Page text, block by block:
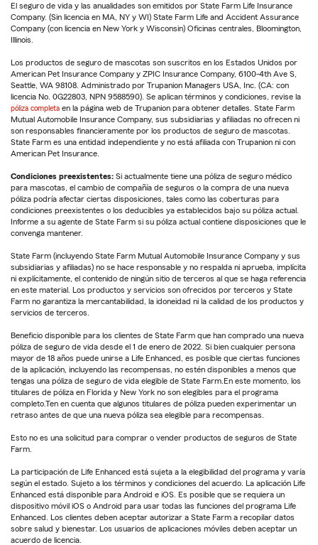
El seguro de vida y las anualidades son emitidos por State Farm Life Insurance
Company. (Sin licencia en MA, NY y WI) State Farm Life and Accident Assurance
Company (con licencia en New York y Wisconsin) Oficinas centrales, Bloomington,
Illinois.
Los productos de seguro de mascotas son suscritos en los Estados Unidos por
American Pet Insurance Company y ZPIC Insurance Company, 6100-4th Ave S,
Seattle, WA 98108. Administrado por Trupanion Managers USA, Inc. (CA: con
licencia No. 0G22803, NPN 9588590). Se aplican términos y condiciones, revise la
póliza completa en la página web de Trupanion para obtener detalles. State Farm
Mutual Automobile Insurance Company, sus subsidiarias y afiliadas no ofrecen ni
son responsables financieramente por los productos de seguro de mascotas.
State Farm es una entidad independiente y no está afiliada con Trupanion ni con
American Pet Insurance.
Condiciones preexistentes: Si actualmente tiene una póliza de seguro médico
para mascotas, el cambio de compañía de seguros o la compra de una nueva
póliza podría afectar ciertas disposiciones, tales como las coberturas para
condiciones preexistentes o los deducibles ya establecidos bajo su póliza actual.
Informe a su agente de State Farm si su póliza actual contiene disposiciones que le
convenga mantener.
State Farm (incluyendo State Farm Mutual Automobile Insurance Company y sus
subsidiarias y afiliadas) no se hace responsable y no respalda ni aprueba, implícita
ni explícitamente, el contenido de ningún sitio de terceros al que se haga referencia
en este material. Los productos y servicios son ofrecidos por terceros y State
Farm no garantiza la mercantabilidad, la idoneidad ni la calidad de los productos y
servicios de terceros.
Beneficio disponible para los clientes de State Farm que han comprado una nueva
póliza de seguro de vida desde el 1 de enero de 2022. Si bien cualquier persona
mayor de 18 años puede unirse a Life Enhanced, es posible que ciertas funciones
de la aplicación, incluyendo las recompensas, no estén disponibles a menos que
tengas una póliza de seguro de vida elegible de State Farm.En este momento, los
titulares de póliza en Florida y New York no son elegibles para el programa
completo.Ten en cuenta que algunos titulares de póliza pueden experimentar un
retraso antes de que una nueva póliza sea elegible para recompensas.
Esto no es una solicitud para comprar o vender productos de seguros de State
Farm.
La participación de Life Enhanced está sujeta a la elegibilidad del programa y varía
según el estado. Sujeto a los términos y condiciones del acuerdo. La aplicación Life
Enhanced está disponible para Android e iOS. Es posible que se requiera un
dispositivo móvil iOS o Android para usar todas las funciones del programa Life
Enhanced. Los clientes deben aceptar autorizar a State Farm a recopilar datos
sobre salud y bienestar. Los usuarios de aplicaciones móviles deben aceptar un
acuerdo de licencia.